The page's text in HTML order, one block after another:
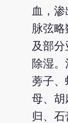
血，
脉弦
及部
除湿
蒡子、
母、胡
归、